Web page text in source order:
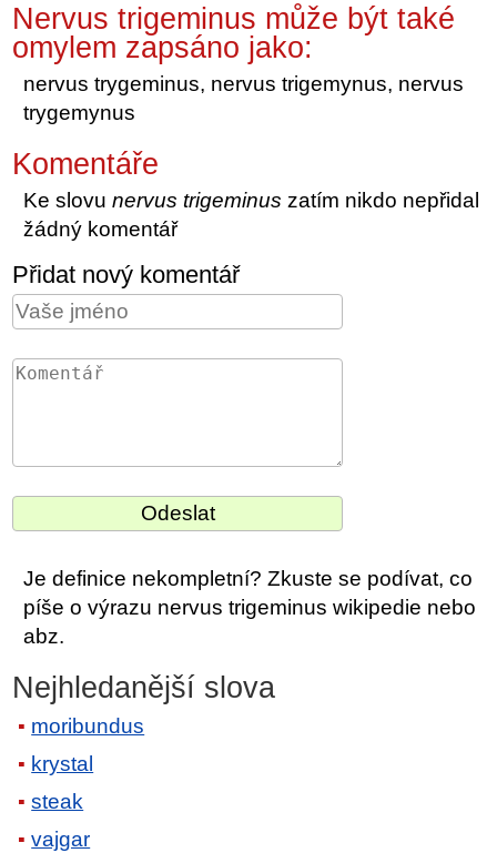
Nervus trigeminus může být také
omylem zapsáno jako:
nervus trygeminus, nervus trigemynus, nervus
trygemynus
Komentáře
Ke slovunervus trigeminus zatím nikdo nepřidal
žádný komentář
Přidat nový komentář
Je definice nekompletní? Zkuste se podívat, co
píše o výrazu nervus trigeminus wikipedie nebo
abz.
Nejhledanější slova
moribundus
krystal
steak
vajgar